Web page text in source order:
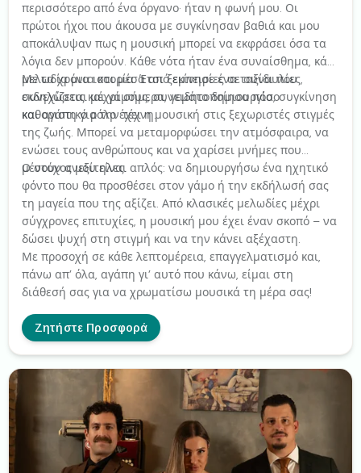
περισσότερο από ένα όργανο· ήταν η φωνή μου. Οι
πρώτοι ήχοι που άκουσα με συγκίνησαν βαθιά και μου
αποκάλυψαν πως η μουσική μπορεί να εκφράσει όσα τα
λόγια δεν μπορούν. Κάθε νότα ήταν ένα συναίσθημα, κάθε
μελωδία μια ιστορία. Έτσι ξεκίνησε ένα ταξίδι που
συνεχίζεται μέχρι σήμερα, γεμάτο δημιουργία, συγκίνηση
και αγάπη για την τέχνη.
Με τα χρόνια και μέσα από εμπειρίες σε συναυλίες,
εκδηλώσεις και γάμους, συνειδητοποίησα πόσο
καθοριστικό ρόλο έχει η μουσική στις ξεχωριστές στιγμές
της ζωής. Μπορεί να μεταμορφώσει την ατμόσφαιρα, να
ενώσει τους ανθρώπους και να χαρίσει μνήμες που
μένουν ανεξίτηλες.
Ο στόχος μου είναι απλός: να δημιουργήσω ένα ηχητικό
φόντο που θα προσθέσει στον γάμο ή την εκδήλωσή σας
τη μαγεία που της αξίζει. Από κλασικές μελωδίες μέχρι
σύγχρονες επιτυχίες, η μουσική μου έχει έναν σκοπό – να
δώσει ψυχή στη στιγμή και να την κάνει αξέχαστη.
Με προσοχή σε κάθε λεπτομέρεια, επαγγελματισμό και,
πάνω απ’ όλα, αγάπη γι’ αυτό που κάνω, είμαι στη
διάθεσή σας για να χρωματίσω μουσικά τη μέρα σας!
Ζητήστε Προσφορά